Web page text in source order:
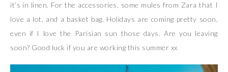
it’s in linen. For the accessories, some mules from Zara that I
love a lot, and a basket bag. Holidays are coming pretty soon,
even if I love the Parisian sun those days. Are you leaving
soon? Good luck if you are working this summer xx